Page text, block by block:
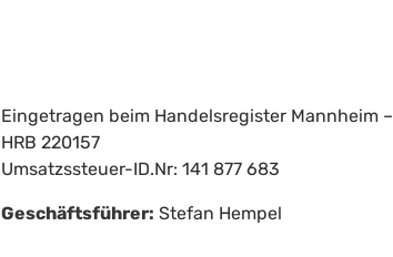
Eingetragen beim Handelsregister Mannheim –
HRB 220157
Umsatzssteuer-ID.Nr: 141 877 683
Geschäftsführer: Stefan Hempel